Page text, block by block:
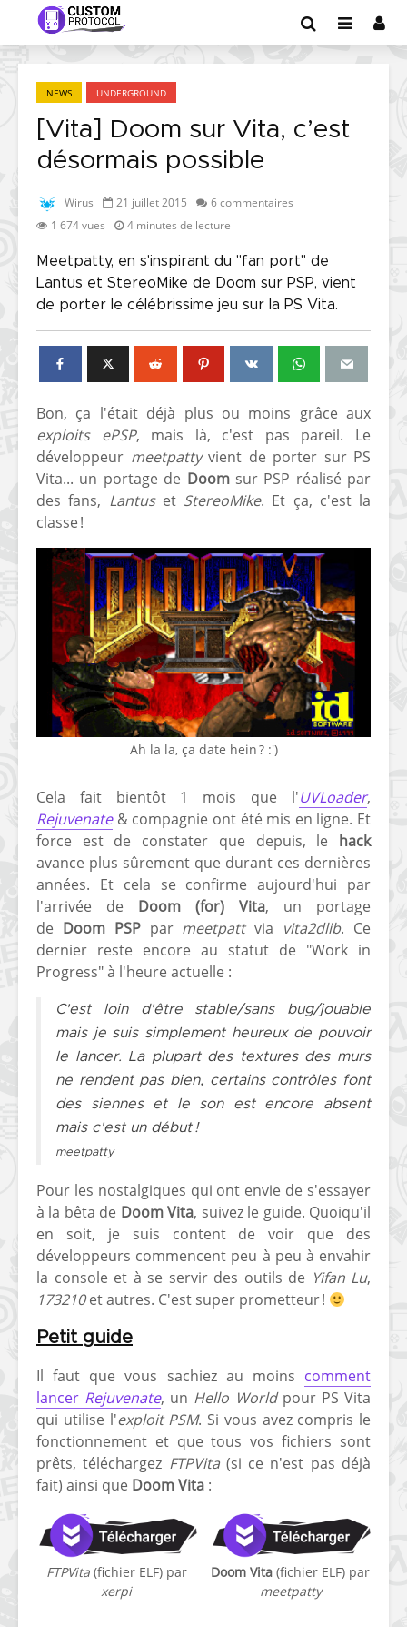
NEWS UNDERGROUND
[Vita] Doom sur Vita, c’est
désormais possible
Wirus 21 juillet 2015
6 commentaires
1 674 vues
4 minutes de lecture
Meetpatty, en s'inspirant du "fan port" de
Lantus et StereoMike de Doom sur PSP, vient
de porter le célébrissime jeu sur la PS Vita.
Bon, ça l'était déjà plus ou moins grâce aux
exploits ePSP, mais là, c'est pas pareil. Le
développeur meetpattyvient de porter sur PS
Vita... un portage de Doomsur PSP réalisé par
des fans, Lantuset StereoMike. Et ça, c'est la
classe !
Ah la la, ça date hein ? :')
Cela fait bientôt 1 mois que l'UVLoader,
Rejuvenate& compagnie ont été mis en ligne. Et
force est de constater que depuis, le hack
avance plus sûrement que durant ces dernières
années. Et cela se confirme aujourd'hui par
l'arrivée de Doom (for) Vita, un portage
de Doom PSPpar meetpattvia vita2dlib. Ce
dernier reste encore au statut de "Work in
Progress" à l'heure actuelle :
C'est loin d'être stable/sans bug/jouable
mais je suis simplement heureux de pouvoir
le lancer. La plupart des textures des murs
ne rendent pas bien, certains contrôles font
des siennes et le son est encore absent
mais c'est un début !
meetpatty
Pour les nostalgiques qui ont envie de s'essayer
à la bêta de Doom Vita, suivez le guide. Quoiqu'il
en soit, je suis content de voir que des
développeurs commencent peu à peu à envahir
la console et à se servir des outils de Yifan Lu,
173210et autres. C'est super prometteur !
Petit guide
Il faut que vous sachiez au moins comment
lancer Rejuvenate, un Hello Worldpour PS Vita
qui utilise l'exploit PSM. Si vous avez compris le
fonctionnement et que tous vos fichiers sont
prêts, téléchargez FTPVita(si ce n'est pas déjà
fait) ainsi que Doom Vita :
FTPVita(fichier ELF) par
xerpi
Doom Vita (fichier ELF) par
meetpatty
[Vita] Ouverture de
KyûHEN, le nouveau
concours de
homebrews
[PSP] Débricker une
PSP 2000/3000 est
désormais
possible avec Baryon
Sweeper !
/ Jailbreaker sa PS4
en 6.72
fameux jailbreak pour
6.72 / 7.02
dévoile dans une
nouveaux projets
nouveaux
SX Lite
[Switch]
SX Lite :
prévoir
de test
jouer à
« .CIA »
[PSP]
qui fête